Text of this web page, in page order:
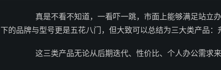
真是不看不知道，一看吓一跳，市面上能够满足站立办
下的品牌与型号更是五花八门，但大致可以总结为三大类产品
这三类产品无论从后期迭代、性价比、个人办公需求来